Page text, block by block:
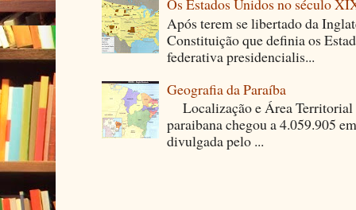
Os Estados Unidos no século
Após terem se libertado da
Constituição que definia os
federativa presidencialis...
Geografia da Paraíba
Localização e Área
paraibana chegou a 4.059.905
divulgada pelo ...